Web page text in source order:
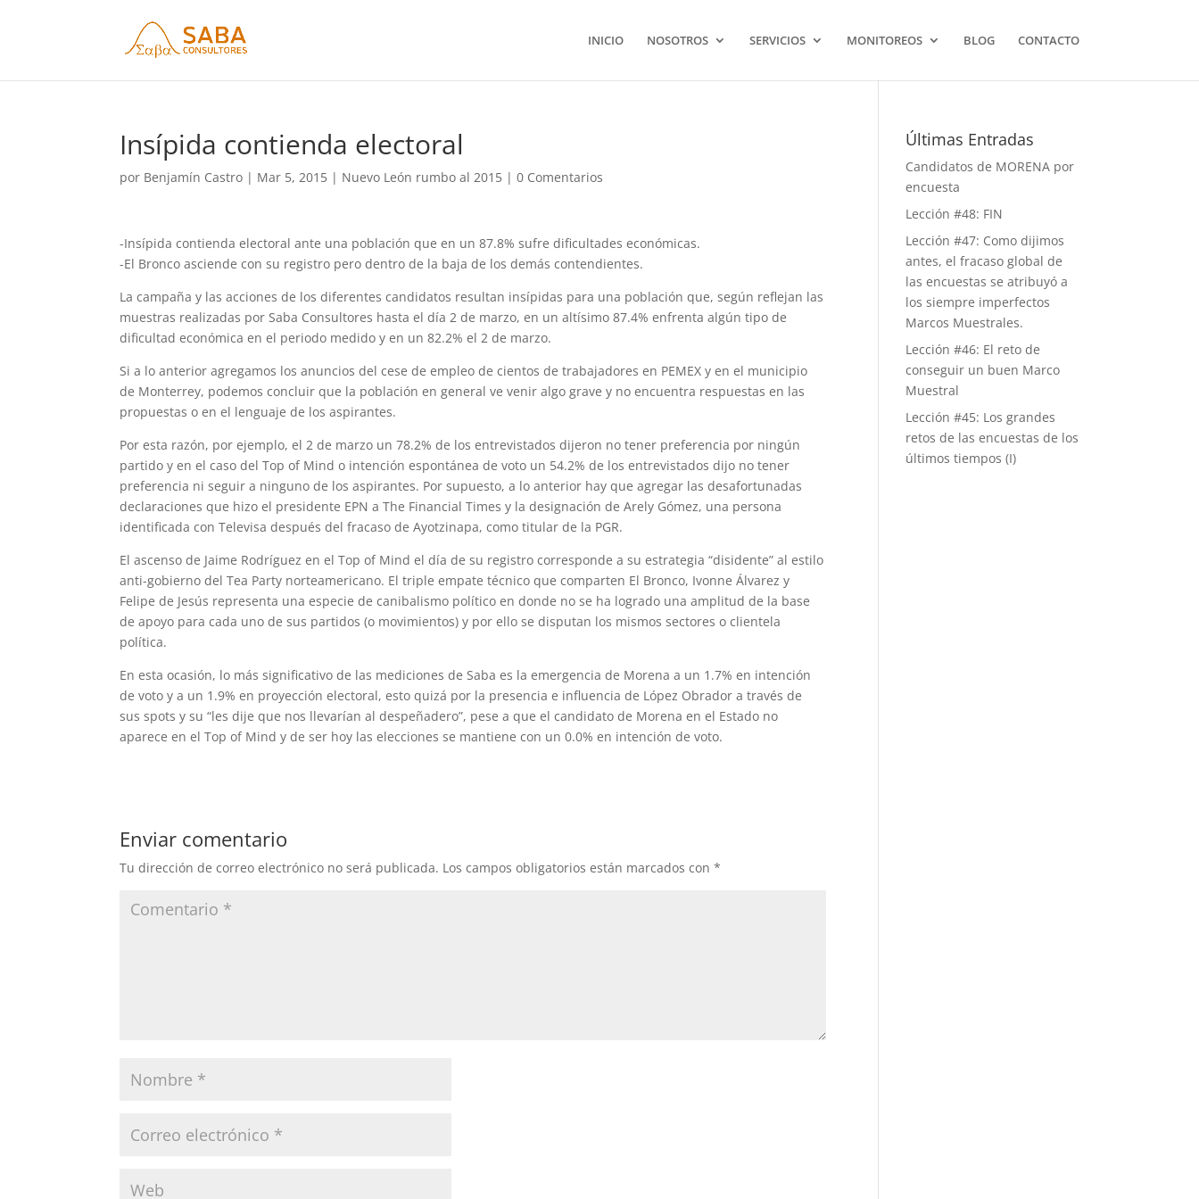
INICIO NOSOTROS SERVICIOS MONITOREOS BLOG CONTACTO
Insípida contienda electoral
por Benjamín Castro | Mar 5, 2015 | Nuevo León rumbo al 2015 |0 Comentarios
-Insípida contienda electoral ante una población que en un 87.8% sufre dificultades económicas.
-El Bronco asciende con su registro pero dentro de la baja de los demás contendientes.
La campaña y las acciones de los diferentes candidatos resultan insípidas para una población que, según reflejan las
muestras realizadas por Saba Consultores hasta el día 2 de marzo, en un altísimo 87.4% enfrenta algún tipo de
dificultad económica en el periodo medido y en un 82.2% el 2 de marzo.
Si a lo anterior agregamos los anuncios del cese de empleo de cientos de trabajadores en PEMEX y en el municipio
de Monterrey, podemos concluir que la población en general ve venir algo grave y no encuentra respuestas en las
propuestas o en el lenguaje de los aspirantes.
Por esta razón, por ejemplo, el 2 de marzo un 78.2% de los entrevistados dijeron no tener preferencia por ningún
partido y en el caso del Top of Mind o intención espontánea de voto un 54.2% de los entrevistados dijo no tener
preferencia ni seguir a ninguno de los aspirantes. Por supuesto, a lo anterior hay que agregar las desafortunadas
declaraciones que hizo el presidente EPN a The Financial Times y la designación de Arely Gómez, una persona
identificada con Televisa después del fracaso de Ayotzinapa, como titular de la PGR.
El ascenso de Jaime Rodríguez en el Top of Mind el día de su registro corresponde a su estrategia “disidente” al estilo
anti-gobierno del Tea Party norteamericano. El triple empate técnico que comparten El Bronco, Ivonne Álvarez y
Felipe de Jesús representa una especie de canibalismo político en donde no se ha logrado una amplitud de la base
de apoyo para cada uno de sus partidos (o movimientos) y por ello se disputan los mismos sectores o clientela
política.
En esta ocasión, lo más significativo de las mediciones de Saba es la emergencia de Morena a un 1.7% en intención
de voto y a un 1.9% en proyección electoral, esto quizá por la presencia e influencia de López Obrador a través de
sus spots y su “les dije que nos llevarían al despeñadero”, pese a que el candidato de Morena en el Estado no
aparece en el Top of Mind y de ser hoy las elecciones se mantiene con un 0.0% en intención de voto.
Enviar comentario
Tu dirección de correo electrónico no será publicada. Los campos obligatorios están marcados con*
Últimas Entradas
Candidatos de MORENA por
encuesta
Lección #48: FIN
Lección #47: Como dijimos
antes, el fracaso global de
las encuestas se atribuyó a
los siempre imperfectos
Marcos Muestrales.
Lección #46: El reto de
conseguir un buen Marco
Muestral
Lección #45: Los grandes
retos de las encuestas de los
últimos tiempos (I)